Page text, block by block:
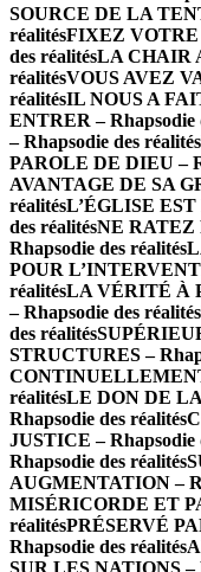
SOURCE DE LA
réalitésFIXEZ VOTRE
des réalitésLA CHAIR
réalitésVOUS AVEZ
réalitésIL NOUS A
ENTRER – Rhapsodie
– Rhapsodie des réalités
PAROLE DE DIEU –
AVANTAGE DE SA
réalitésL’ÉGLISE
des réalitésNE RATEZ
Rhapsodie des réalités
POUR
réalitésLA VÉRITÉ À
– Rhapsodie des réalités
des réalités
STRUCTURES –
réalitésLE DON DE
Rhapsodie des réalités
JUSTICE – Rhapsodie
Rhapsodie des réalités
AUGMENTATION –
MISÉRICORDE ET
réalitésPRÉSERVÉ
Rhapsodie des réalités
SUR LES NATIONS –